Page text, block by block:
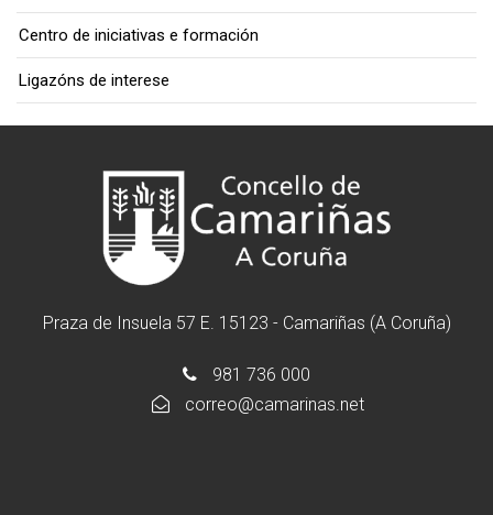
Centro de iniciativas e formación
Ligazóns de interese
Praza de Insuela 57 E. 15123 - Camariñas (A Coruña)
981 736 000
correo@camarinas.net